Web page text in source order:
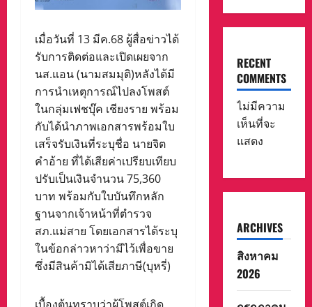
เมื่อวันที่ 13 มีค.68 ผู้สื่อข่าวได้
รับการติดต่อและเปิดเผยจาก
นส.แอน (นามสมมุติ)หลังได้มี
การนำเหตุการณ์ไปลงโพสต์
ในกลุ่มเฟชบุ๊ค เชียงราย พร้อม
กับได้นำภาพเอกสารพร้อมใบ
เสร็จรับเงินที่ระบุชื่อ นายจิต
คำอ้าย ที่ได้เสียค่าเปรียบเทียบ
ปรับเป็นเงินจำนวน 75,360
บาท พร้อมกับใบบันทึกหลัก
ฐานจากเจ้าหน้าที่ตำรวจ
สภ.แม่สาย โดยเอกสารได้ระบุ
ในข้อกล่าวหาว่ามีไว้เพื่อขาย
ซึ่งมีสินค้ามิได้เสียภาษี(บุหรี่)
RECENT
COMMENTS
ไม่มีความ
เห็นที่จะ
แสดง
ARCHIVES
สิงหาคม
2026